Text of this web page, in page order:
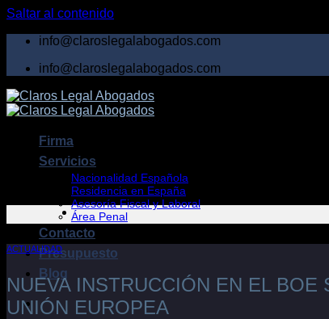
Saltar al contenido
info@claroslegalabogados.com
info@claroslegalabogados.com
Firma
Servicios
Nacionalidad Española
Residencia en España
Asesoría Fiscal y Laboral
Área Penal
Contacto
Presupuesto
Blog
ACTUALIDAD
NUEVA INSTRUCCIÓN EN EL
UNIÓN EUROPEA